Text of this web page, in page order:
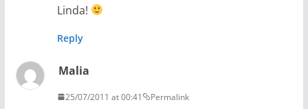
Linda!
Reply
Malia
25/07/2011 at 00:41 Permalink